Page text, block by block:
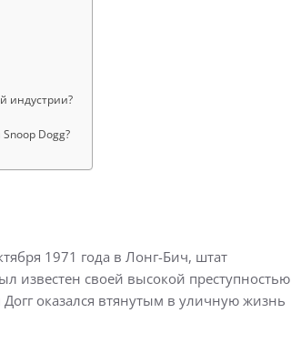
индустрии?
Dogg?
1971 года в Лонг-Бич, штат
известен своей высокой преступностью
оказался втянутым в уличную жизнь